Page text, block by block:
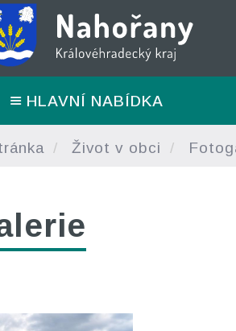
HLAVNÍ NABÍDKA
Život v obci